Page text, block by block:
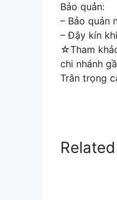
Bảo quản:
– Bảo quản
– Đậy kín
☆Tham
chi nhánh
Trân trọng